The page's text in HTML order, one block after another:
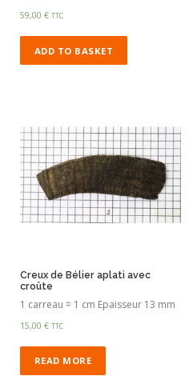
59,00€ TTC
ADD TO BASKET
Creux de Bélier aplati avec
croûte
1 carreau = 1 cm Epaisseur 13 mm
15,00€ TTC
READ MORE